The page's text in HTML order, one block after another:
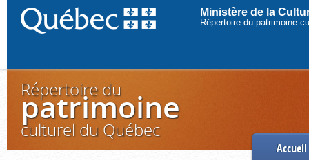
Ministère de la
Répertoire du patrimoine
Répertoire du
patrimoine
culturel du Québec
Accueil